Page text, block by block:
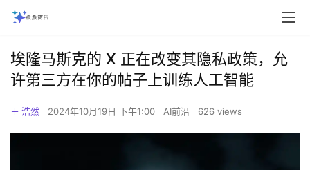
埃隆马斯克的 X 正在改变其隐私政策，允
许第三方在你的帖子上训练人工智能
王 浩然 2024年10月19日 下午1:00 AI前沿 626 views